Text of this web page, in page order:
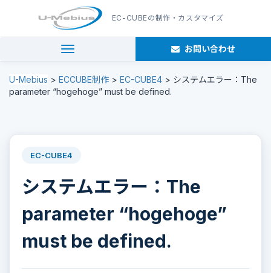
EC-CUBEの制作・カスタマイズ
navigation お問い合わせ
U-Mebius > ECCUBE制作 > EC-CUBE4 > システムエラー：The
parameter “hogehoge” must be defined.
EC-CUBE4
システムエラー：The
parameter “hogehoge”
must be defined.